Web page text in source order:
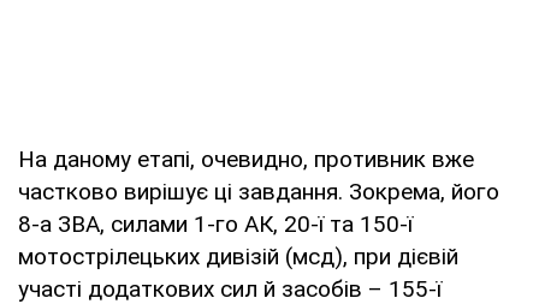
На даному етапі, очевидно, противник вже
частково вирішує ці завдання. Зокрема, його
8-а ЗВА, силами 1-го АК, 20-ї та 150-ї
мотострілецьких дивізій (мсд), при дієвій
участі додаткових сил й засобів – 155-ї